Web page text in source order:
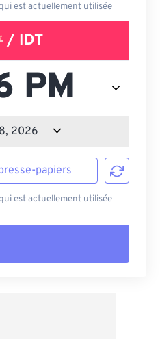
est actuellement utilisée
/ IDT
papiers
est actuellement utilisée